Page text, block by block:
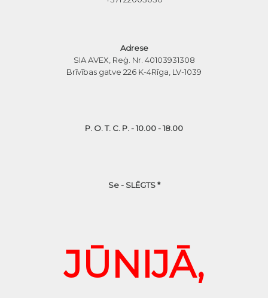
Adrese
SIA AVEX, Reģ. Nr. 40103931308
Brīvības gatve 226 K-4Rīga, LV-1039
P. O. T. C. P. - 10.00 - 18.00
Se - SLĒGTS *
JŪNIJĀ,